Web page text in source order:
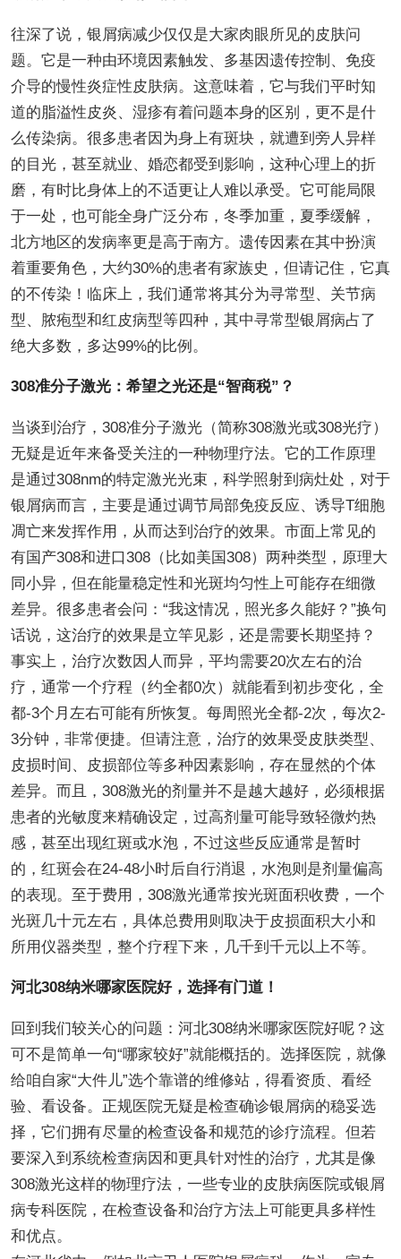
往深了说，银屑病减少仅仅是大家肉眼所见的皮肤问
题。它是一种由环境因素触发、多基因遗传控制、免疫
介导的慢性炎症性皮肤病。这意味着，它与我们平时知
道的脂溢性皮炎、湿疹有着问题本身的区别，更不是什
么传染病。很多患者因为身上有斑块，就遭到旁人异样
的目光，甚至就业、婚恋都受到影响，这种心理上的折
磨，有时比身体上的不适更让人难以承受。它可能局限
于一处，也可能全身广泛分布，冬季加重，夏季缓解，
北方地区的发病率更是高于南方。遗传因素在其中扮演
着重要角色，大约30%的患者有家族史，但请记住，它真
的不传染！临床上，我们通常将其分为寻常型、关节病
型、脓疱型和红皮病型等四种，其中寻常型银屑病占了
绝大多数，多达99%的比例。
308准分子激光：希望之光还是“智商税”？
当谈到治疗，308准分子激光（简称308激光或308光疗）
无疑是近年来备受关注的一种物理疗法。它的工作原理
是通过308nm的特定激光光束，科学照射到病灶处，对于
银屑病而言，主要是通过调节局部免疫反应、诱导T细胞
凋亡来发挥作用，从而达到治疗的效果。市面上常见的
有国产308和进口308（比如美国308）两种类型，原理大
同小异，但在能量稳定性和光斑均匀性上可能存在细微
差异。很多患者会问：“我这情况，照光多久能好？”换句
话说，这治疗的效果是立竿见影，还是需要长期坚持？
事实上，治疗次数因人而异，平均需要20次左右的治
疗，通常一个疗程（约全都0次）就能看到初步变化，全
都-3个月左右可能有所恢复。每周照光全都-2次，每次2-
3分钟，非常便捷。但请注意，治疗的效果受皮肤类型、
皮损时间、皮损部位等多种因素影响，存在显然的个体
差异。而且，308激光的剂量并不是越大越好，必须根据
患者的光敏度来精确设定，过高剂量可能导致轻微灼热
感，甚至出现红斑或水泡，不过这些反应通常是暂时
的，红斑会在24-48小时后自行消退，水泡则是剂量偏高
的表现。至于费用，308激光通常按光斑面积收费，一个
光斑几十元左右，具体总费用则取决于皮损面积大小和
所用仪器类型，整个疗程下来，几千到千元以上不等。
河北308纳米哪家医院好，选择有门道！
回到我们较关心的问题：河北308纳米哪家医院好呢？这
可不是简单一句“哪家较好”就能概括的。选择医院，就像
给咱自家“大件儿”选个靠谱的维修站，得看资质、看经
验、看设备。正规医院无疑是检查确诊银屑病的稳妥选
择，它们拥有尽量的检查设备和规范的诊疗流程。但若
要深入到系统检查病因和更具针对性的治疗，尤其是像
308激光这样的物理疗法，一些专业的皮肤病医院或银屑
病专科医院，在检查设备和治疗方法上可能更具多样性
和优点。